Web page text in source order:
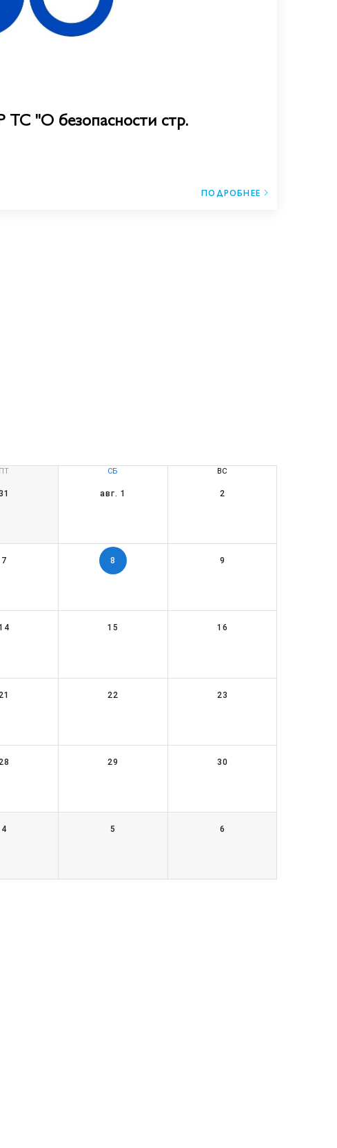
"О безопасности стр.
ПОДРОБНЕЕ
ПТ СБ ВС
авг. 1 2
7 8 9
15 16
22 23
29 30
4 5 6